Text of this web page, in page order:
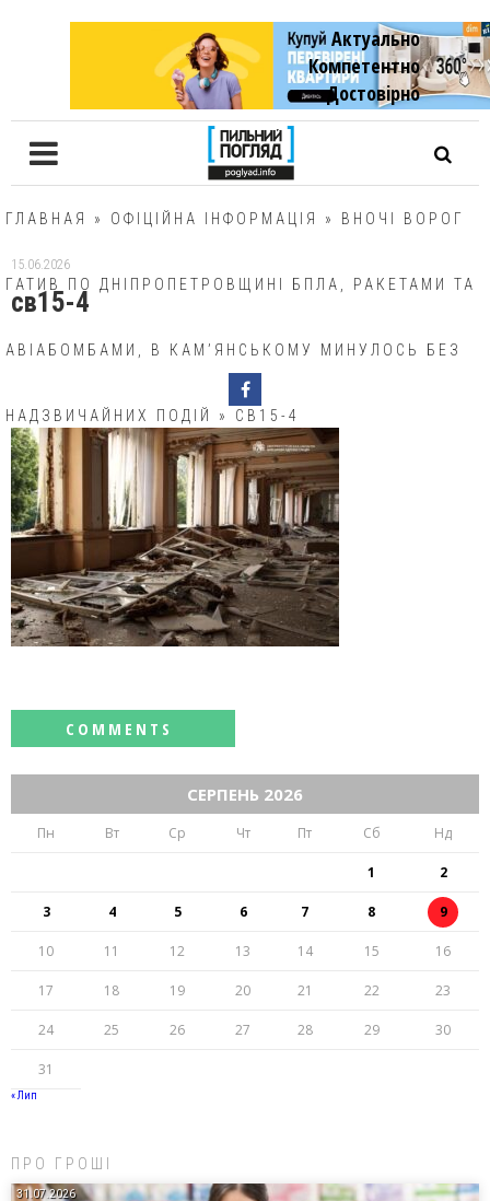
Актуально
Компетентно
Достовiрно
ГЛАВНАЯ » ОФІЦІЙНА ІНФОРМАЦІЯ » ВНОЧІ ВОРОГ
ГАТИВ ПО ДНІПРОПЕТРОВЩИНІ БПЛА, РАКЕТАМИ ТА
АВІАБОМБАМИ, В КАМ’ЯНСЬКОМУ МИНУЛОСЬ БЕЗ
НАДЗВИЧАЙНИХ ПОДІЙ » СВ15-4
15.06.2026
св15-4
СЕРПЕНЬ 2026
Пн Вт Ср Чт Пт Сб Нд
1 2
3 4 5 6 7 8 9
10 11 12 13 14 15 16
17 18 19 20 21 22 23
24 25 26 27 28 29 30
31
« Лип
ПРО ГРОШІ
31.07.2026